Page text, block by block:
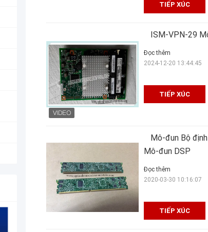
TIẾP XÚC
ISM-VPN-29
TIẾP XÚC
Đọc thêm
2024-12-20 13:44:45
Mô-đun Bộ
Mô-đun DSP
TIẾP XÚC
Đọc thêm
2020-03-30 10:16:07